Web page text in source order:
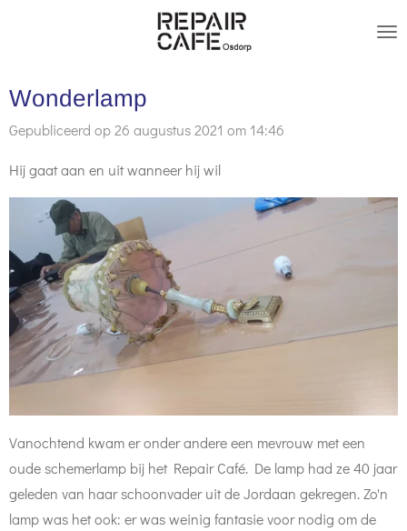
de
hoofdinhoud
Wonderlamp
Gepubliceerd op 26 augustus 2021 om 14:46
Hij gaat aan en uit wanneer hij wil
Vanochtend kwam er onder andere een mevrouw met een
oude schemerlamp bij het Repair Café. De lamp had ze 40 jaar
geleden van haar schoonvader uit de Jordaan gekregen. Zo'n
lamp was het ook: er was weinig fantasie voor nodig om de